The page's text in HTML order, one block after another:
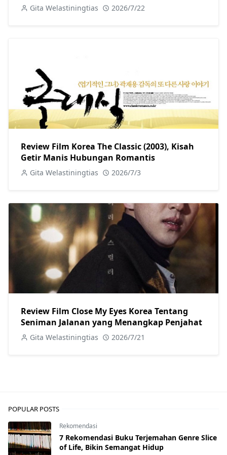
Gita Welastiningtias 2026/7/22
Review Film Korea The Classic (2003), Kisah
Getir Manis Hubungan Romantis
Gita Welastiningtias 2026/7/3
Review Film Close My Eyes Korea Tentang
Seniman Jalanan yang Menangkap Penjahat
Gita Welastiningtias 2026/7/21
POPULAR POSTS
Rekomendasi
7 Rekomendasi Buku Terjemahan Genre Slice
of Life, Bikin Semangat Hidup